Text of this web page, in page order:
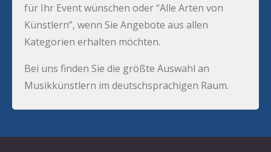
für Ihr Event wünschen oder “Alle Arten von
Künstlern”, wenn Sie Angebote aus allen
Kategorien erhalten möchten.
Bei uns finden Sie die größte Auswahl an
Musikkünstlern im deutschsprachigen Raum.